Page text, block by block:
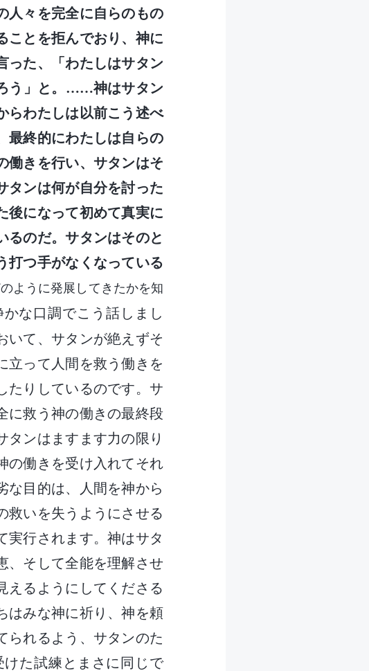
人々を完全に自らのもの
ことを拒んでおり、神に
った、「わたしはサタン
う」と。……神はサタン
らわたしは以前こう述べ
最終的にわたしは自らの
働きを行い、サタンはそ
タンは何が自分を討った
後になって初めて真実に
るのだ。サタンはそのと
打つ手がなくなっている
ように発展してきたかを知
な口調でこう話しまし
いて、サタンが絶えずそ
立って人間を救う働きを
たりしているのです。サ
に救う神の働きの最終段
タンはますます力の限り
の働きを受け入れてそれ
な目的は、人間を神から
救いを失うようにさせる
実行されます。神はサタ
、そして全能を理解させ
えるようにしてくださる
はみな神に祈り、神を頼
られるよう、サタンのた
た試練とまさに同じで